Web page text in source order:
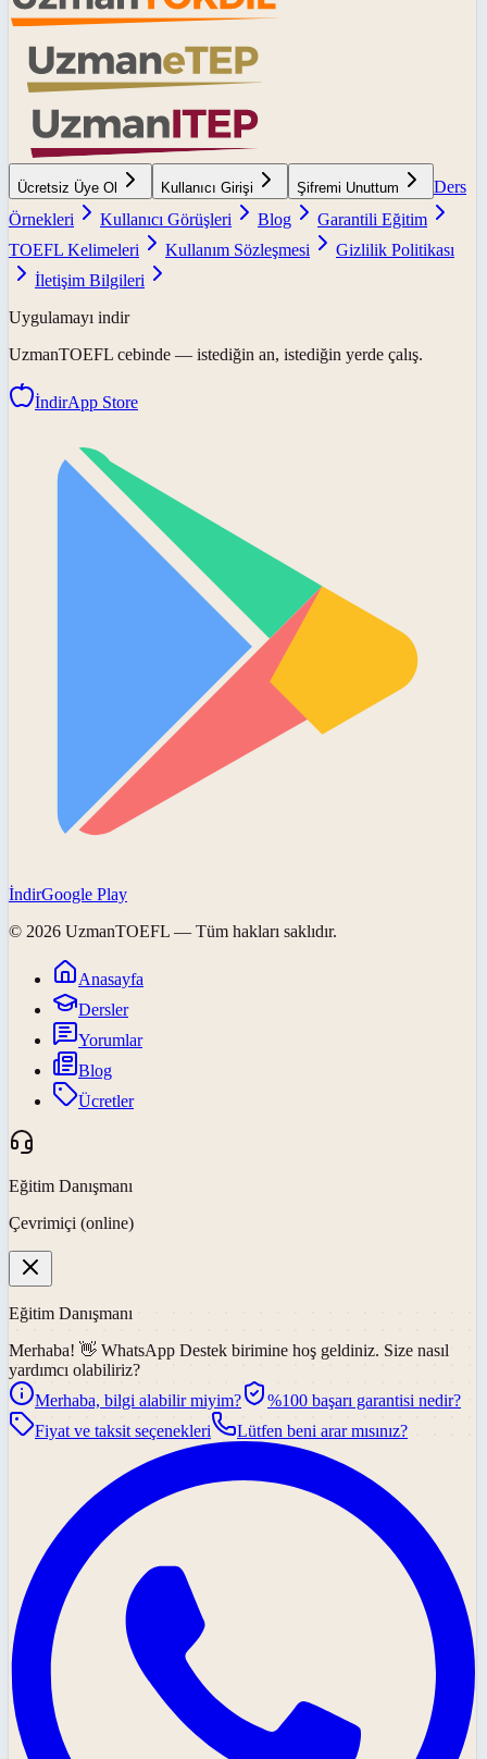
Ücretsiz Üye Ol Kullanıcı Girişi Şifremi Unuttum
Ders
Örnekleri
Kullanıcı Görüşleri Blog
Garantili Eğitim
TOEFL Kelimeleri
Kullanım Sözleşmesi
Gizlilik Politikası
İletişim Bilgileri
Uygulamayı indir
UzmanTOEFL cebinde — istediğin an, istediğin yerde çalış.
İndirApp Store
İndirGoogle Play
© 2026 UzmanTOEFL — Tüm hakları saklıdır.
Anasayfa
Dersler
Yorumlar
Blog
Ücretler
Eğitim Danışmanı
Çevrimiçi (online)
Eğitim Danışmanı
Merhaba! 👋 WhatsApp Destek birimine hoş geldiniz. Size nasıl
yardımcı olabiliriz?
Merhaba, bilgi alabilir miyim?
%100 başarı garantisi nedir?
Fiyat ve taksit seçenekleri
Lütfen beni arar mısınız?